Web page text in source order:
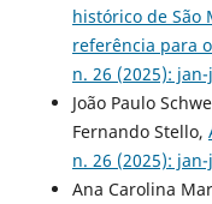
histórico de São
referência para
n. 26 (2025):
João Paulo
Fernando Stello,
n. 26 (2025):
Ana Carolina